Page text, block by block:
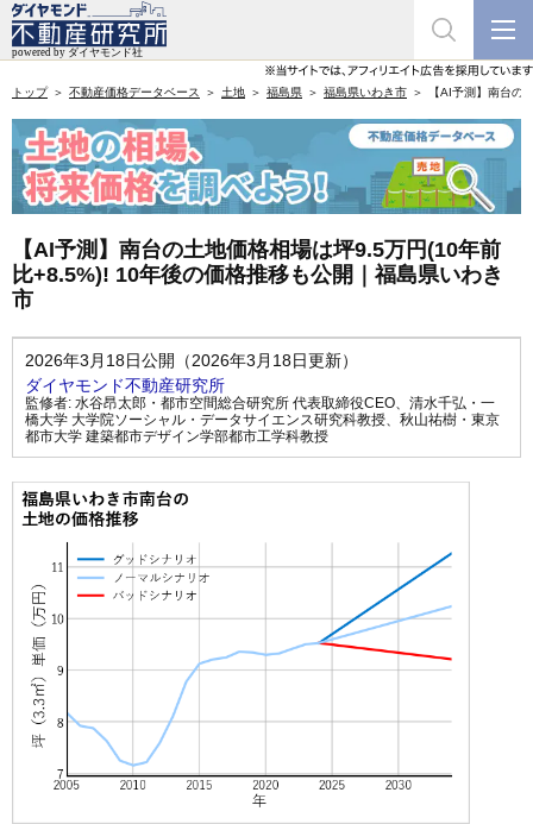
トップ 不動産価格データベース 土地 福島県 福島県いわき市 【AI予測】南台の
【AI予測】南台の土地価格相場は坪9.5万円(10年前
比+8.5%)! 10年後の価格推移も公開｜福島県いわき
市
2026年3月18日公開（2026年3月18日更新）
ダイヤモンド不動産研究所
監修者: 水谷昂太郎・都市空間総合研究所 代表取締役CEO、 清水千弘・一
橋大学 大学院ソーシャル・データサイエンス研究科教授、 秋山祐樹・東京
都市大学 建築都市デザイン学部都市工学科教授